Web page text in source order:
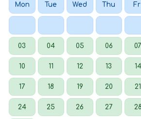
Mon Tue Wed Thu
03 04 05 06 07
10 11 12 13 14
17 18 19 20 21
24 25 26 27 28